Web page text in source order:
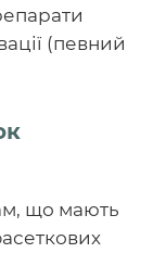
(певний
що мають